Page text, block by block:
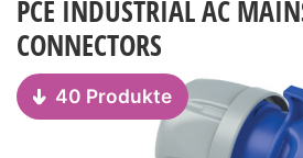
PCE INDUSTRIAL AC
CONNECTORS
40 Produkte